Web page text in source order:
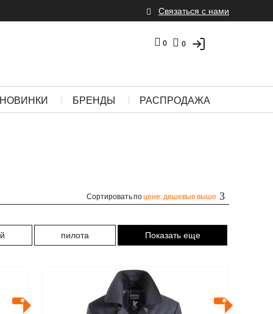
Связаться с нами
0
0
НОВИНКИ БРЕНДЫ РАСПРОДАЖА
Сортировать поцене: дешевые выше
пилота Показать еще